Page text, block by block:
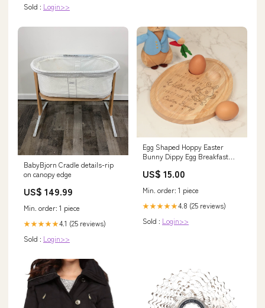
Sold : Login>>
BabyBjorn Cradle details-rip
on canopy edge
US$ 149.99
Min. order: 1 piece
★★★★★4.1 (25 reviews)
Sold : Login>>
Egg Shaped Hoppy Easter
Bunny Dippy Egg Breakfast
US$ 15.00
Min. order: 1 piece
★★★★★4.8 (25 reviews)
Sold : Login>>